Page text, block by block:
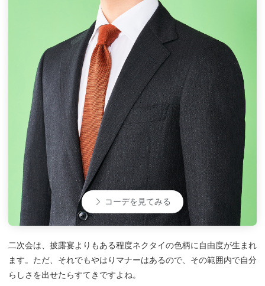
コーデを見てみる
二次会は、披露宴よりもある程度ネクタイの色柄に自由度が生まれ
ます。ただ、それでもやはりマナーはあるので、その範囲内で自分
らしさを出せたらすてきですよね。